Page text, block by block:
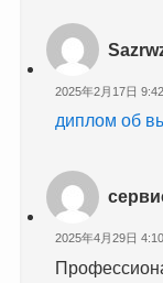
2025年2月17日
диплом об
2025年4月29日